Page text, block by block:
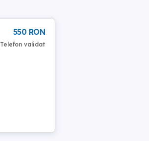
550 RON
Telefon validat